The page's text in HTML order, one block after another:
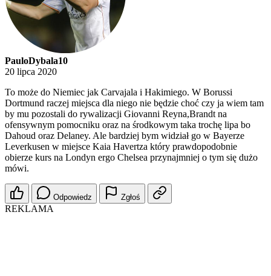
PauloDybala10
20 lipca 2020
To może do Niemiec jak Carvajala i Hakimiego. W Borussi
Dortmund raczej miejsca dla niego nie będzie choć czy ja wiem tam
by mu pozostali do rywalizacji Giovanni Reyna,Brandt na
ofensywnym pomocniku oraz na środkowym taka trochę lipa bo
Dahoud oraz Delaney. Ale bardziej bym widział go w Bayerze
Leverkusen w miejsce Kaia Havertza który prawdopodobnie
obierze kurs na Londyn ergo Chelsea przynajmniej o tym się dużo
mówi.
Odpowiedz Zgłoś
REKLAMA